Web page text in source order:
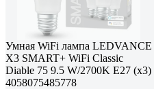
Умная WiFi лампа LEDVANCE
Х3 SMART+ WiFi Classic
Diable 75 9.5 W/2700K E27 (x3)
4058075485778